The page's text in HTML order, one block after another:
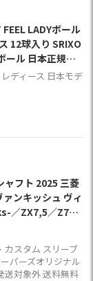
LADYボール
12球入り SRIXO
ール 日本正規品
ディース 日本モデ
ャフト 2025 三菱
ンキッシュ ヴィ
／ZX7,5／Z785
カスタム スリーブ
パーズオリジナル
送対象外 送料無料